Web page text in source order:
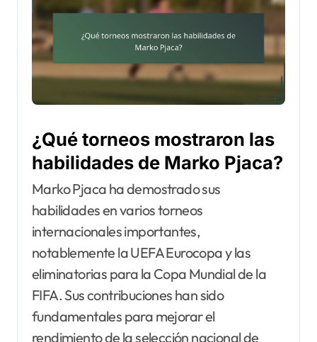
¿Qué torneos mostraron las
habilidades de Marko Pjaca?
Marko Pjaca ha demostrado sus
habilidades en varios torneos
internacionales importantes,
notablemente la UEFA Eurocopa y las
eliminatorias para la Copa Mundial de la
FIFA. Sus contribuciones han sido
fundamentales para mejorar el
rendimiento de la selección nacional de